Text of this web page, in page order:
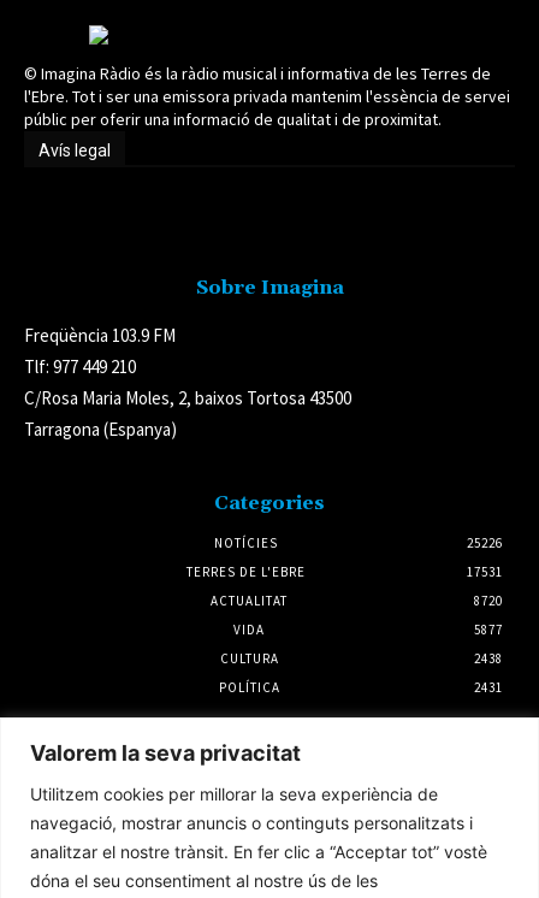
Valorem la seva privacitat
Utilitzem cookies per millorar la seva experiència de
navegació, mostrar anuncis o continguts personalitzats i
analitzar el nostre trànsit. En fer clic a “Acceptar tot” vostè
dóna el seu consentiment al nostre ús de les
© Imagina Ràdio és la ràdio musical i informativa de les Terres de
l'Ebre. Tot i ser una emissora privada mantenim l'essència de servei
públic per oferir una informació de qualitat i de proximitat.
Avís legal
Sobre Imagina
Freqüència 103.9 FM
Tlf: 977 449 210
C/Rosa Maria Moles, 2, baixos Tortosa 43500
Tarragona (Espanya)
Categories
NOTÍCIES
25226
TERRES DE L'EBRE
17531
ACTUALITAT
8720
VIDA
5877
CULTURA
2438
POLÍTICA
2431
Notícies
La rehabilitació el primer semestre a la
demarcació de l’Ebre creix un 45%
4 agost 2026